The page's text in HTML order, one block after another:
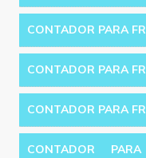
CONTADOR PARA
CONTADOR PARA
CONTADOR PARA
CONTADOR